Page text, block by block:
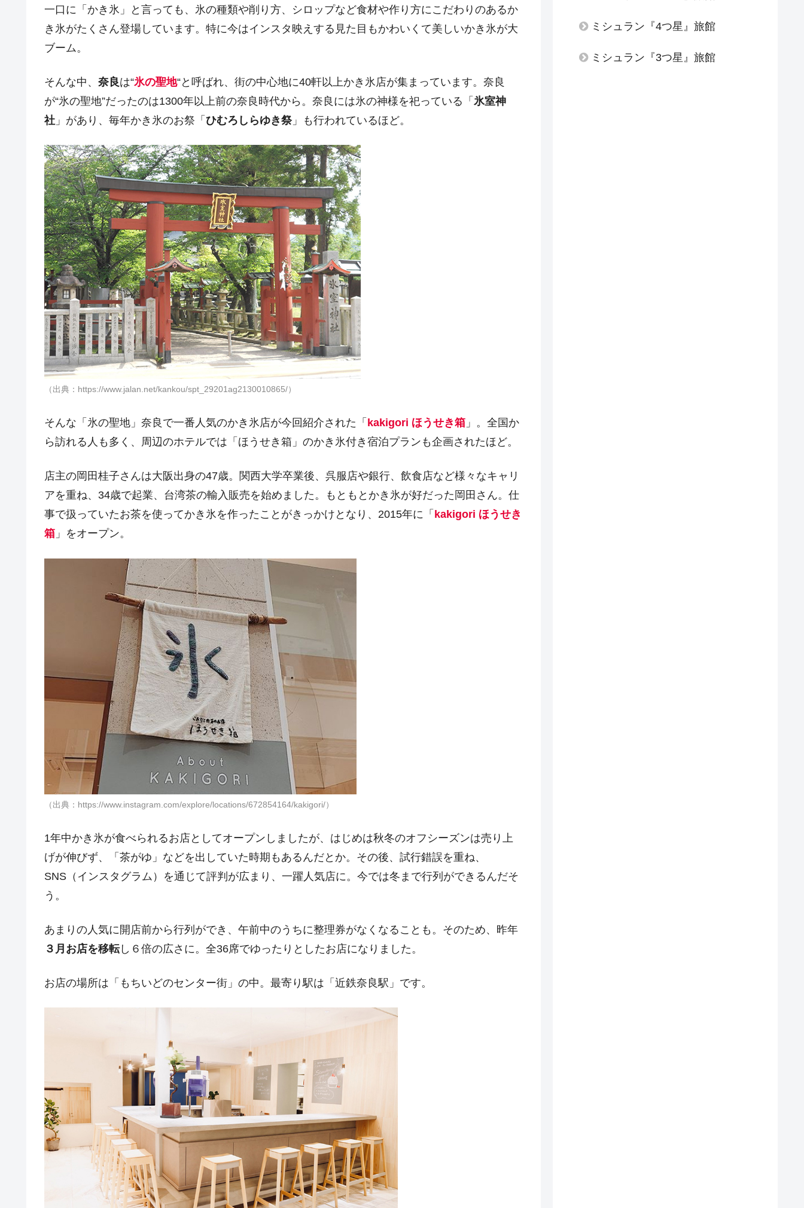
一口に「かき氷」と言っても、氷の種類や削り方、シロップなど食材や作り方にこだわりのあるか
き氷がたくさん登場しています。特に今はインスタ映えする見た目もかわいくて美しいかき氷が大
ブーム。
そんな中、 奈良は“氷の聖地“と呼ばれ、街の中心地に40軒以上かき氷店が集まっています。奈良
が“氷の聖地”だったのは1300年以上前の奈良時代から。奈良には氷の神様を祀っている「 氷室神
社 」があり、毎年かき氷のお祭「 ひむろしらゆき祭」も行われているほど。
（出典：https://www.jalan.net/kankou/spt_29201ag2130010865/）
そんな「氷の聖地」奈良で一番人気のかき氷店が今回紹介された「 kakigori ほうせき箱 」。全国か
ら訪れる人も多く、周辺のホテルでは「ほうせき箱」のかき氷付き宿泊プランも企画されたほど。
店主の岡田桂子さんは大阪出身の47歳。関西大学卒業後、呉服店や銀行、飲食店など様々なキャリ
アを重ね、34歳で起業、台湾茶の輸入販売を始めました。もともとかき氷が好だった岡田さん。仕
事で扱っていたお茶を使ってかき氷を作ったことがきっかけとなり、2015年に「 kakigori ほうせき
箱 」をオープン。
（出典：https://www.instagram.com/explore/locations/672854164/kakigori/）
1年中かき氷が食べられるお店としてオープンしましたが、はじめは秋冬のオフシーズンは売り上
げが伸びず、「茶がゆ」などを出していた時期もあるんだとか。その後、試行錯誤を重ね、
SNS（インスタグラム）を通じて評判が広まり、一躍人気店に。今では冬まで行列ができるんだそ
う。
あまりの人気に開店前から行列ができ、午前中のうちに整理券がなくなることも。そのため、昨年
３月お店を移転し６倍の広さに。全36席でゆったりとしたお店になりました。
お店の場所は「もちいどのセンター街」の中。最寄り駅は「近鉄奈良駅」です。
ミシュラン『4つ星』旅館
ミシュラン『3つ星』旅館